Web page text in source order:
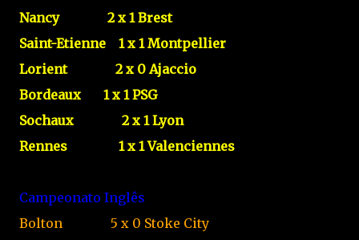
Nancy
2 x 1 Brest
Saint-Etienne
1 x 1 Montpellier
Lorient
2 x 0 Ajaccio
Bordeaux
1 x 1 PSG
Sochaux
2 x 1 Lyon
Rennes
1 x 1 Valenciennes
Campeonato Inglês
Bolton
5 x 0 Stoke City